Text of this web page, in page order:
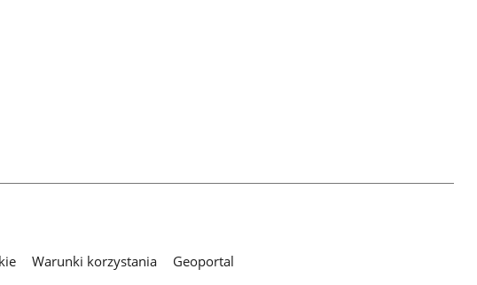
Warunki korzystania
Geoportal